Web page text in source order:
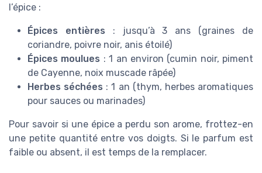
l’épice :
Épices entières : jusqu’à 3 ans (graines de
coriandre, poivre noir, anis étoilé)
Épices moulues : 1 an environ (cumin noir, piment
de Cayenne, noix muscade râpée)
Herbes séchées : 1 an (thym, herbes aromatiques
pour sauces ou marinades)
Pour savoir si une épice a perdu son arome, frottez-en
une petite quantité entre vos doigts. Si le parfum est
faible ou absent, il est temps de la remplacer.